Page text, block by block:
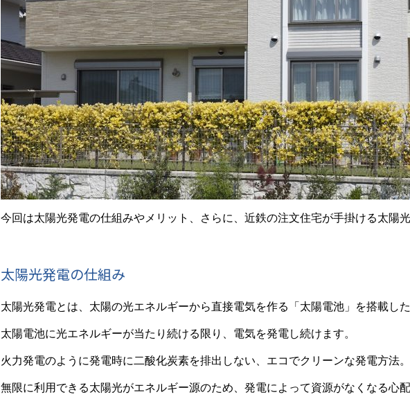
今回は太陽光発電の仕組みやメリット、さらに、近鉄の注文住宅が手掛ける太陽
太陽光発電の仕組み
太陽光発電とは、太陽の光エネルギーから直接電気を作る「太陽電池」を搭載した
太陽電池に光エネルギーが当たり続ける限り、電気を発電し続けます。
火力発電のように発電時に二酸化炭素を排出しない、エコでクリーンな発電方法。
無限に利用できる太陽光がエネルギー源のため、発電によって資源がなくなる心配